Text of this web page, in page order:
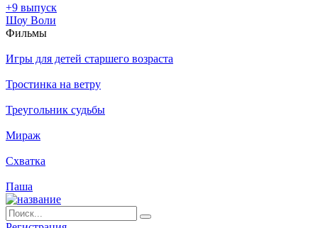
+9 выпуск
Шоу Воли
Филь­мы
Игры для детей старшего возраста
Тростинка на ветру
Треугольник судьбы
Мираж
Схватка
Паша